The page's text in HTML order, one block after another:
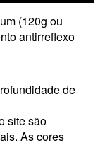
(120g ou
antirreflexo
de
site são
As cores